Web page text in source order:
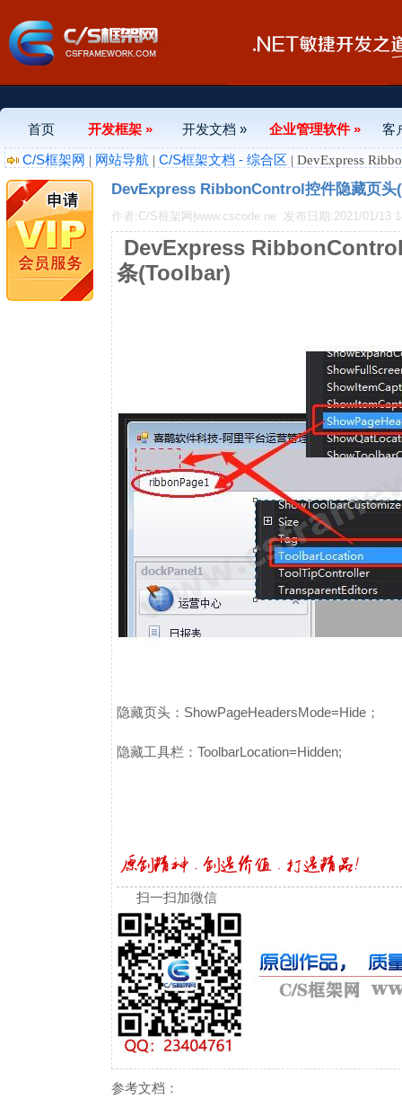
首页 开发框架 » 开发文档 » 企业管理软件 »
客
C/S框架网 | 网站导航 | C/S框架文档 - 综合区 | DevExpress
DevExpress RibbonControl控件隐藏页
作者:C/S框架网|www.cscode.ne 发布日期:2021/01/13
DevExpress
条(Toolbar)
隐藏页头：ShowPageHeadersMode=Hide；
隐藏工具栏：ToolbarLocation=Hidden;
扫一扫加微信
参考文档：